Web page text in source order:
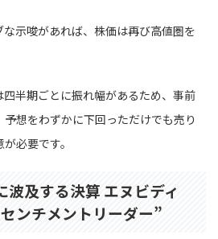
示唆があれば、株価は再び高値圏を
半期ごとに振れ幅があるため、事前
想をわずかに下回っただけでも売り
必要です。
及する決算 エヌビディ
ンチメントリーダー”